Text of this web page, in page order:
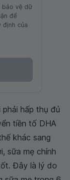
bảo vệ dữ
để
định của
hấp thụ đủ
tiền tố DHA
khác sang
sữa mẹ chính
Đây là lý do